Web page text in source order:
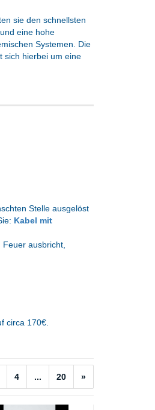
sie den schnellsten
eine hohe
Systemen. Die
sich hierbei um eine
Stelle ausgelöst
Kabel mit
ausbricht,
circa 170€.
4 ... 20 »